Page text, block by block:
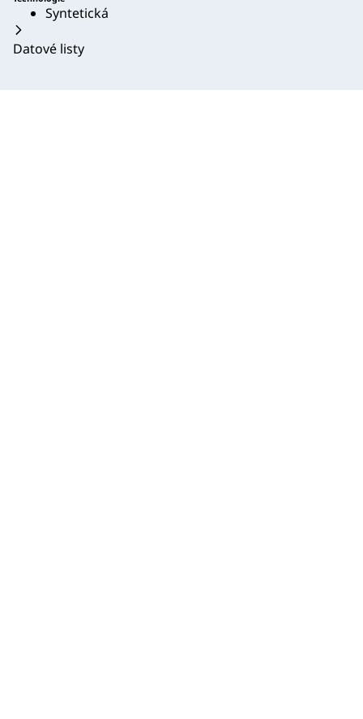
Syntetická
Datové listy